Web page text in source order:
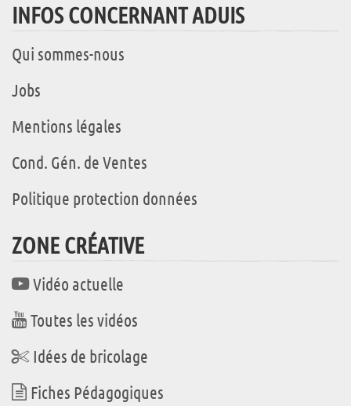
INFOS CONCERNANT ADUIS
Qui sommes-nous
Jobs
Mentions légales
Cond. Gén. de Ventes
Politique protection données
ZONE CRÉATIVE
Vidéo actuelle
Toutes les vidéos
Idées de bricolage
Fiches Pédagogiques